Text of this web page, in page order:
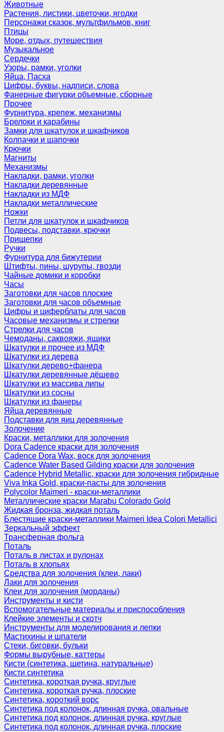
Животные
Растения, листики, цветочки, ягодки
Персонажи сказок, мультфильмов, книг
Птицы
Море, отдых, путешествия
Музыкальное
Сердечки
Узоры, рамки, уголки
Яйца, Пасха
Цифры, буквы, надписи, слова
Фанерные фигурки объемные, сборные
Прочее
Фурнитура, крепеж, механизмы
Брелоки и карабины
Замки для шкатулок и шкафчиков
Колпачки и шапочки
Крючки
Магниты
Механизмы
Накладки, рамки, уголки
Накладки деревянные
Накладки из МДФ
Накладки металлические
Ножки
Петли для шкатулок и шкафчиков
Подвесы, подставки, крючки
Прищепки
Ручки
Фурнитура для бижутерии
Штифты, пины, шурупы, гвозди
Чайные домики и коробки
Часы
Заготовки для часов плоские
Заготовки для часов объемные
Цифры и циферблаты для часов
Часовые механизмы и стрелки
Стрелки для часов
Чемоданы, саквояжи, ящики
Шкатулки и прочее из МДФ
Шкатулки из дерева
Шкатулки дерево+фанера
Шкатулки деревянные дёшево
Шкатулки из массива липы
Шкатулки из сосны
Шкатулки из фанеры
Яйца деревянные
Подставки для яиц деревянные
Золочение
Краски, металлики для золочения
Dora Cadence краски для золочения
Cadence Dora Wax, воск для золочения
Cadence Water Based Gilding краски для золочения
Cadence Hybrid Metallic, краски для золочения гибридные
Viva Inka Gold, краски-пасты для золочения
Polycolor Maimeri - краски-металлики
Металлические краски Marabu Colorado Gold
Жидкая бронза, жидкая поталь
Блестящие краски-металлики Maimeri Idea Colori Metallici
Зеркальный эффект
Трансферная фольга
Поталь
Поталь в листах и рулонах
Поталь в хлопьях
Средства для золочения (клеи, лаки)
Лаки для золочения
Клеи для золочения (морданы)
Инструменты и кисти
Вспомогательные материалы и приспособления
Клейкие элементы и скотч
Инструменты для моделирования и лепки
Мастихины и шпатели
Стеки, биговки, бульки
Формы вырубные, каттеры
Кисти (синтетика, щетина, натуральные)
Кисти синтетика
Синтетика, короткая ручка, круглые
Синтетика, короткая ручка, плоские
Синтетика, короткий ворс
Синтетика под колонок, длинная ручка, овальные
Синтетика под колонок, длинная ручка, круглые
Синтетика под колонок, длинная ручка, плоские